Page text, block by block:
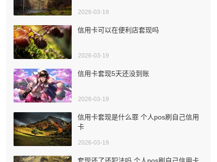
2026-03-19
信用卡可以在便利店套现吗
2026-03-19
信用卡套现5天还没到账
2026-03-19
信用卡套现是什么罪 个人pos刷自己信用
卡
2026-03-19
套现还了还犯法吗 个人pos刷自己信用卡